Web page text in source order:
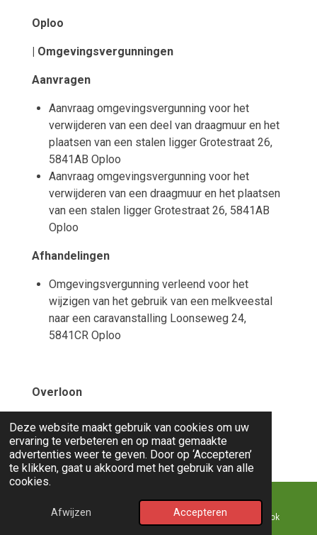
Deze website maakt gebruik van cookies om uw
ervaring te verbeteren en op maat gemaakte
advertenties weer te geven. Door op ‘Accepteren’
te klikken, gaat u akkoord met het gebruik van alle
cookies.
Afwijzen Accepteren
Oploo
| Omgevingsvergunningen
Aanvragen
Aanvraag omgevingsvergunning voor het
verwijderen van een deel van draagmuur en het
plaatsen van een stalen ligger Grotestraat 26,
5841AB Oploo
Aanvraag omgevingsvergunning voor het
verwijderen van een draagmuur en het plaatsen
van een stalen ligger Grotestraat 26, 5841AB
Oploo
Afhandelingen
Omgevingsvergunning verleend voor het
wijzigen van het gebruik van een melkveestal
naar een caravanstalling Loonseweg 24,
5841CR Oploo
Overloon
| Omgevingsvergunningen
Afhandelingen
Omgevingsvergunning verleend voor het
Generaal Hasbroucklaan 6, 5825AP Overloon
E-mailadres Kaart Facebook